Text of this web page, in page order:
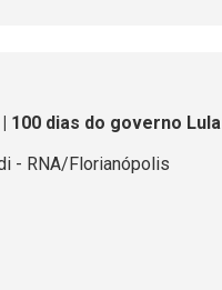
| 100 dias do governo Lula
- RNA/Florianópolis